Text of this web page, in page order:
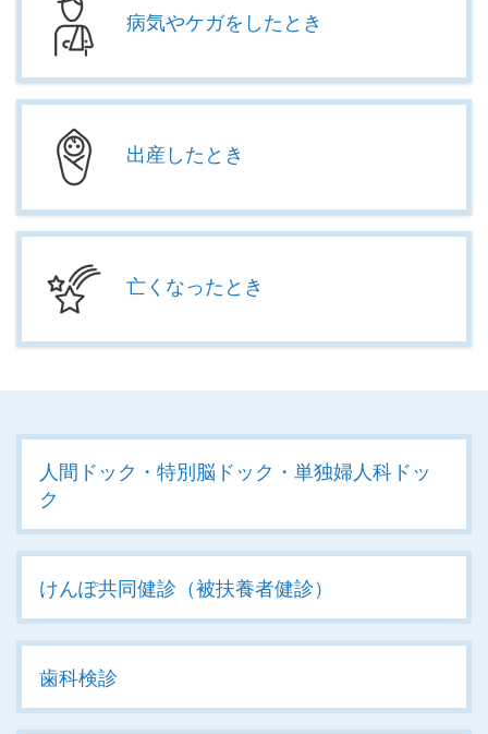
病気やケガをしたとき
出産したとき
亡くなったとき
人間ドック・特別脳ドック・単独婦人科ドッ
ク
けんぽ共同健診（被扶養者健診）
歯科検診